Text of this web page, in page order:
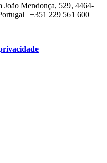
Mendonça, 529, 4464-
| +351 229 561 600